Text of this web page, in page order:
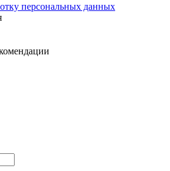
персональных данных